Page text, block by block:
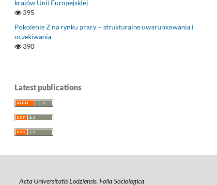
krajów Unii Europejskiej
395
Pokolenie Z na rynku pracy – strukturalne uwarunkowania i
oczekiwania
390
Latest publications
Acta Universitatis Lodziensis. Folia Sociologica